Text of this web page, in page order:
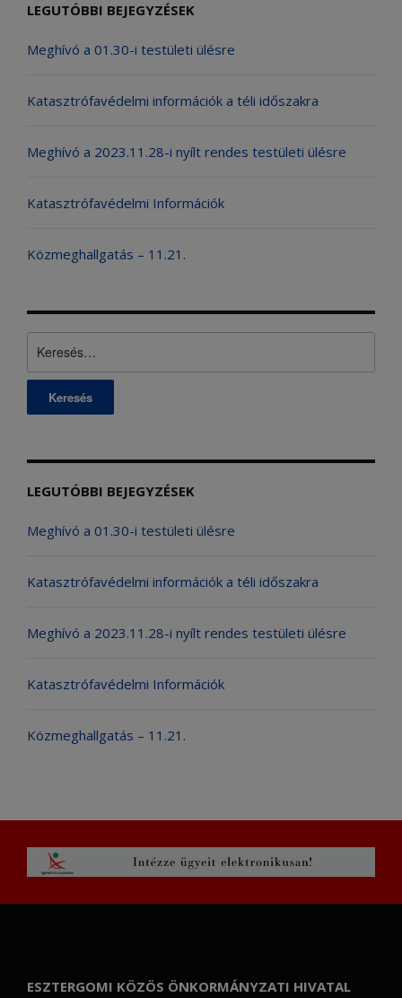
LEGUTÓBBI BEJEGYZÉSEK
Meghívó a 01.30-i testületi ülésre
Katasztrófavédelmi információk a téli időszakra
Meghívó a 2023.11.28-i nyílt rendes testületi ülésre
Katasztrófavédelmi Információk
Közmeghallgatás – 11.21.
LEGUTÓBBI BEJEGYZÉSEK
Meghívó a 01.30-i testületi ülésre
Katasztrófavédelmi információk a téli időszakra
Meghívó a 2023.11.28-i nyílt rendes testületi ülésre
Katasztrófavédelmi Információk
Közmeghallgatás – 11.21.
ESZTERGOMI KÖZÖS ÖNKORMÁNYZATI HIVATAL